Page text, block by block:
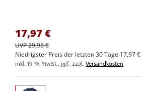
17,97 €
UVP 29,95 €
Niedrigster Preis der letzten 30 Tage 17,97 €
inkl. 19 % MwSt., ggf. zzgl. Versandkosten